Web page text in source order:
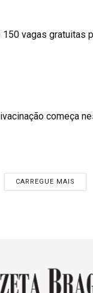
150 vagas gratuitas
começa
CARREGUE MAIS